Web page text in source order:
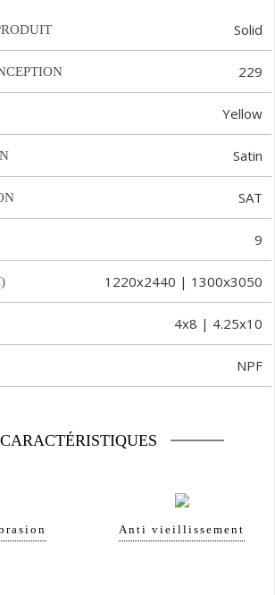
Solid
229
Yellow
Satin
SAT
9
1220x2440 | 1300x3050
4x8 | 4.25x10
NPF
CARACTÉRISTIQUES
Anti vieillissement